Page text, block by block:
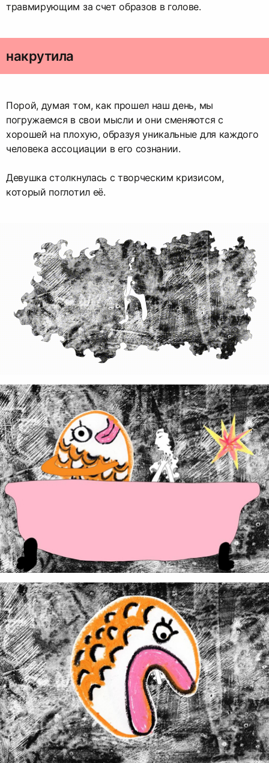
травмирующим за счет образов в голове.
накрутила
Порой, думая том, как прошел наш день, мы
погружаемся в свои мысли и они сменяются с
хорошей на плохую, образуя уникальные для каждого
человека ассоциации в его сознании.
Девушка столкнулась с творческим кризисом,
который поглотил её.